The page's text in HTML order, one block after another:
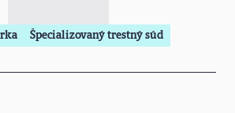
Špecializovaný trestný súd